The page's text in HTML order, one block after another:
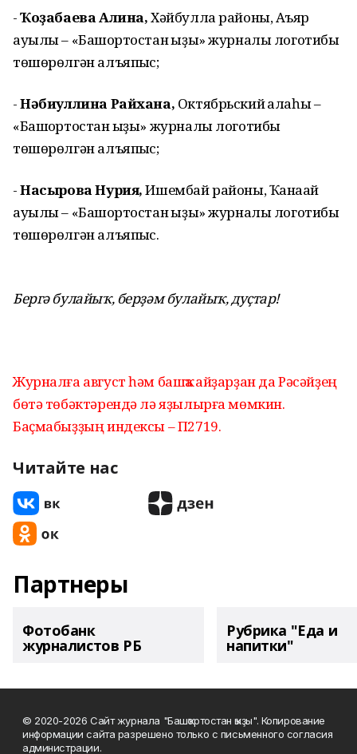
-Ҡоҙабаева Алина,Хәйбулла районы, Аҡъяр
ауылы – «Башҡортостан ҡыҙы» журналы логотибы
төшөрөлгән алъяпҡыс;
-Нәбиуллина Райхана, Октябрьский ҡалаһы –
«Башҡортостан ҡыҙы» журналы логотибы
төшөрөлгән алъяпҡыс;
-Насырова Нурия,Ишембай районы, Ҡанаҡай
ауылы – «Башҡортостан ҡыҙы» журналы логотибы
төшөрөлгән алъяпҡыс.
Бергә булайыҡ, берҙәм булайыҡ, дуҫтар!
Журналға август һәм башҡа айҙарҙан да Рәсәйҙең
бөтә төбәктәрендә лә яҙылырға мөмкин.
Баҫмабыҙҙың индексы – П2719.
Читайте нас
Партнеры
Фотобанк
журналистов РБ
Рубрика "Еда и
напитки"
© 2020-2026 Сайт журнала "Башҡортостан ҡыҙы". Копирование
информации сайта разрешено только с письменного согласия
администрации.